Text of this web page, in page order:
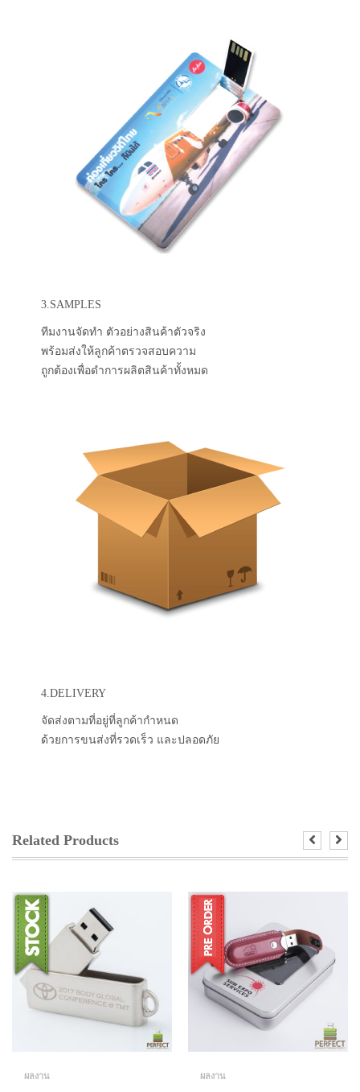
3.SAMPLES
ทีมงานจัดทำ ตัวอย่างสินค้าตัวจริง
พร้อมส่งให้ลูกค้าตรวจสอบความ
ถูกต้องเพื่อดำการผลิตสินค้าทั้งหมด
4.DELIVERY
จัดส่งตามที่อยู่ที่ลูกค้ากำหนด
ด้วยการขนส่งที่รวดเร็ว และปลอดภัย
Related Products
ผลงาน ผลงาน